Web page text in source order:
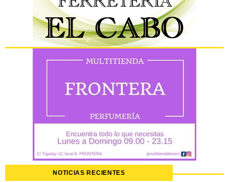
NOTICIAS RECIENTES